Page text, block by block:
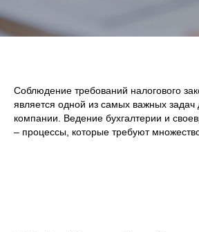
Соблюдение требований налогового
является одной из самых важных
компании. Ведение бухгалтерии и
– процессы, которые требуют